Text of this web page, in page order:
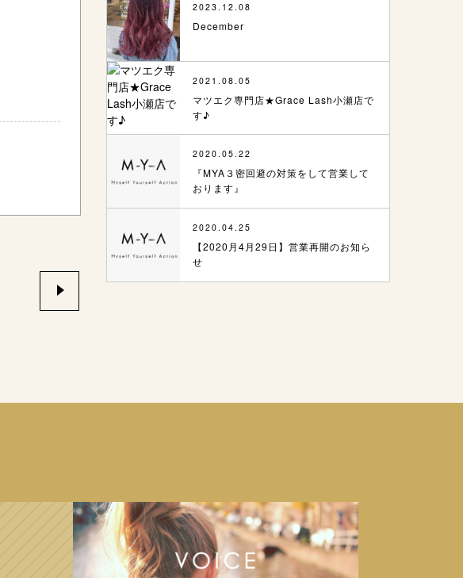
2023.12.08
December
2021.08.05
マツエク専門店★Grace Lash小瀬店で
す♪
2020.05.22
『MYA３密回避の対策をして営業して
おります』
2020.04.25
【2020月4月29日】営業再開のお知ら
せ